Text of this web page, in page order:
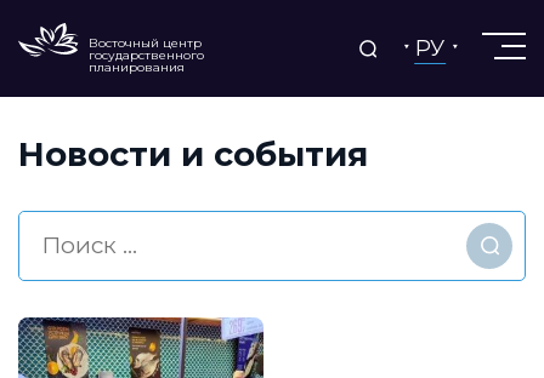
Восточный центр
государственного
планирования
РУ
Новости и события